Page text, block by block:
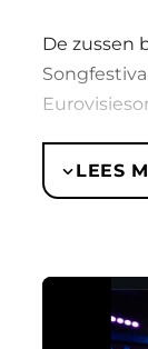
De zussen
Magic
LEES